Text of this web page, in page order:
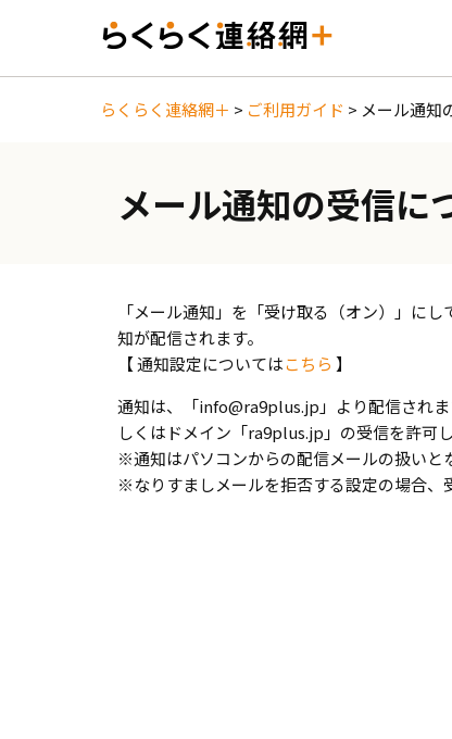
らくらく連絡網＋ > ご利用ガイド > メール通知
メール通知の受信に
「メール通知」を「受け取る（オン）」に
知が配信されます。
【 通知設定についてはこちら 】
通知は、「info@ra9plus.jp」より配信され
しくはドメイン「ra9plus.jp」の受信を許可
※通知はパソコンからの配信メールの扱いと
※なりすましメールを拒否する設定の場合、